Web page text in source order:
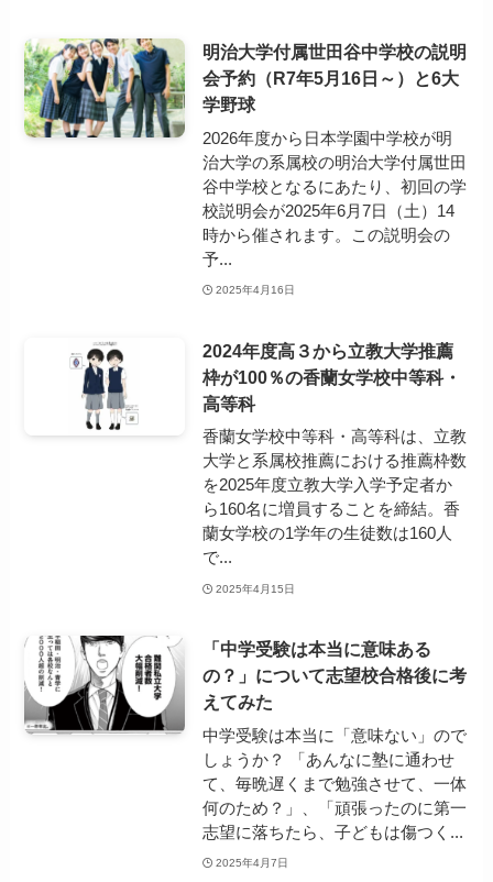
明治大学付属世田谷中学校の説明
会予約（R7年5月16日～）と6大
学野球
2026年度から日本学園中学校が明
治大学の系属校の明治大学付属世田
谷中学校となるにあたり、初回の学
校説明会が2025年6月7日（土）14
時から催されます。この説明会の
予...
2025年4月16日
2024年度高３から立教大学推薦
枠が100％の香蘭女学校中等科・
高等科
香蘭女学校中等科・高等科は、立教
大学と系属校推薦における推薦枠数
を2025年度立教大学入学予定者か
ら160名に増員することを締結。香
蘭女学校の1学年の生徒数は160人
で...
2025年4月15日
「中学受験は本当に意味ある
の？」について志望校合格後に考
えてみた
中学受験は本当に「意味ない」ので
しょうか？ 「あんなに塾に通わせ
て、毎晩遅くまで勉強させて、一体
何のため？」、「頑張ったのに第一
志望に落ちたら、子どもは傷つく...
2025年4月7日